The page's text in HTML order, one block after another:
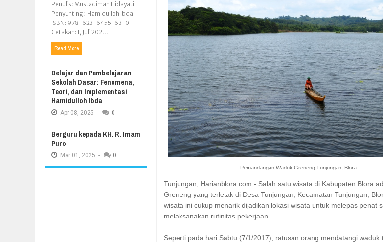
Pemandangan Waduk Greneng Tunjungan, Blora.
Tunjungan, Harianblora.com - Salah satu wisata di Kabupaten Blora
Greneng yang terletak di Desa Tunjungan, Kecamatan Tunjungan,
wisata ini cukup menarik dijadikan lokasi wisata untuk melepas penat
melaksanakan rutinitas pekerjaan.
Seperti pada hari Sabtu (7/1/2017), ratusan orang mendatangi waduk
Penulis: Mustaqimah Hidayati
Penyunting: Hamidulloh Ibda
ISBN: 978-623-6455-63-0
Cetakan: I, Juli 202...
Read More
Belajar dan Pembelajaran
Sekolah Dasar: Fenomena,
Teori, dan Implementasi
Hamidulloh Ibda
Apr 08, 2025 - 0
Berguru kepada KH. R. Imam
Puro
Mar 01, 2025 - 0